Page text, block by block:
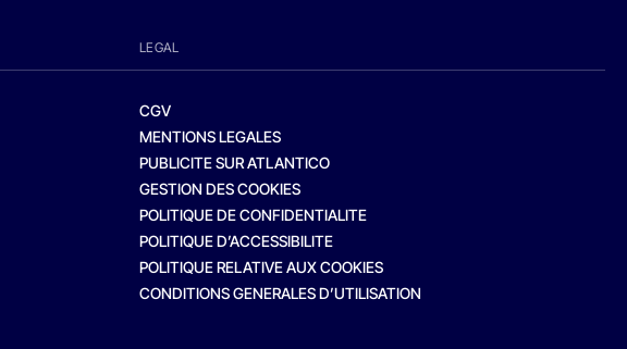
LEGAL
CGV
MENTIONS LEGALES
PUBLICITE SUR ATLANTICO
GESTION DES COOKIES
POLITIQUE DE CONFIDENTIALITE
POLITIQUE D’ACCESSIBILITE
POLITIQUE RELATIVE AUX COOKIES
CONDITIONS GENERALES D’UTILISATION